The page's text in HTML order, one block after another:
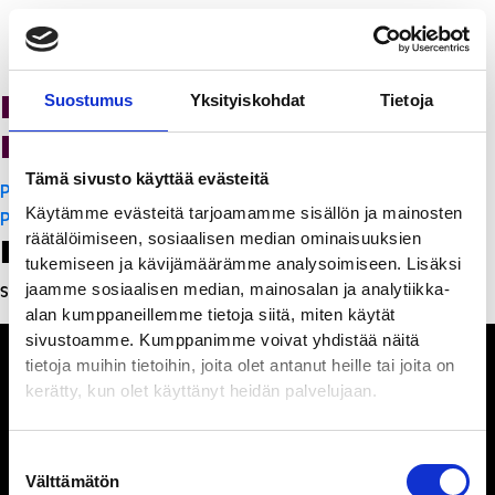
Suostumus Yksityiskohdat Tietoja
Tämä sivusto käyttää evästeitä
Käytämme evästeitä tarjoamamme sisällön ja mainosten
räätälöimiseen, sosiaalisen median ominaisuuksien
tukemiseen ja kävijämäärämme analysoimiseen. Lisäksi
jaamme sosiaalisen median, mainosalan ja analytiikka-
alan kumppaneillemme tietoja siitä, miten käytät
sivustoamme. Kumppanimme voivat yhdistää näitä
tietoja muihin tietoihin, joita olet antanut heille tai joita on
kerätty, kun olet käyttänyt heidän palvelujaan.
valinta
Välttämätön
K-Citymarket Pori
Puuvilla
Artikkelien
selaus
PanchoVilla
PanchoVilla
Leave a Reply
Sinun täytyykirjautua sisäänkommentoidaksesi.
ihmeteltävää